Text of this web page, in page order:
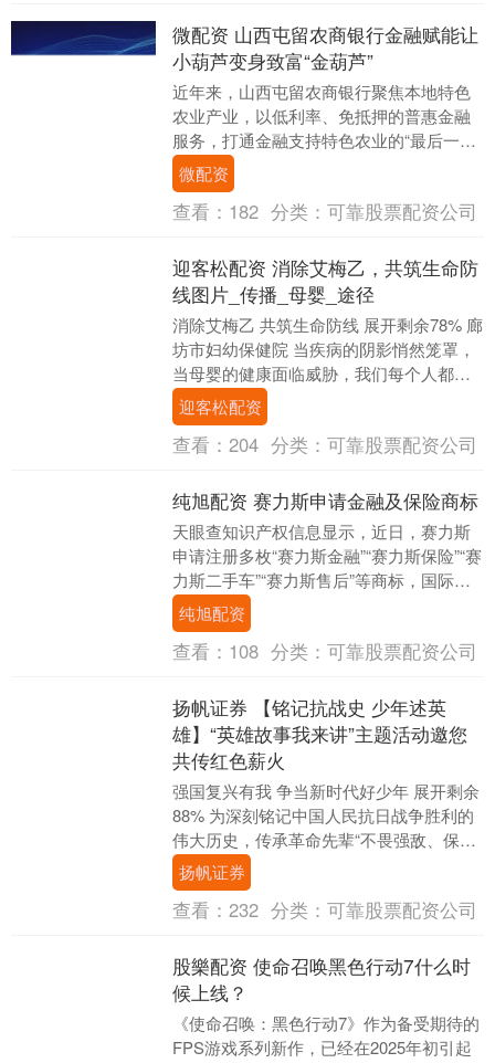
微配资 山西屯留农商银行金融赋能让
小葫芦变身致富“金葫芦”
近年来，山西屯留农商银行聚焦本地特色
农业产业，以低利率、免抵押的普惠金融
服务，打通金融支持特色农业的“最后一公
里”，切实满足农户、新型农业经营主体等
群体的资金需....
微配资
查看： 182 分类： 可靠股票配资公司
迎客松配资 消除艾梅乙，共筑生命防
线图片_传播_母婴_途径
消除艾梅乙 共筑生命防线 展开剩余78% 廊
坊市妇幼保健院 当疾病的阴影悄然笼罩，
当母婴的健康面临威胁，我们每个人都责
无旁贷!艾滋病、梅毒、乙肝，这些令人谈
之色....
迎客松配资
查看： 204 分类： 可靠股票配资公司
纯旭配资 赛力斯申请金融及保险商标
天眼查知识产权信息显示，近日，赛力斯
申请注册多枚“赛力斯金融”“赛力斯保险”“赛
力斯二手车”“赛力斯售后”等商标，国际分
类包括金融物管、建筑修理、网站服务
等，当....
纯旭配资
查看： 108 分类： 可靠股票配资公司
扬帆证券 【铭记抗战史 少年述英
雄】“英雄故事我来讲”主题活动邀您
共传红色薪火
强国复兴有我 争当新时代好少年 展开剩余
88% 为深刻铭记中国人民抗日战争胜利的
伟大历史，传承革命先辈“不畏强敌、保家
卫国”的英雄气概，东港团市委组织各学校
开展....
扬帆证券
查看： 232 分类： 可靠股票配资公司
股樂配资 使命召唤黑色行动7什么时
候上线？
《使命召唤：黑色行动7》作为备受期待的
FPS游戏系列新作，已经在2025年初引起